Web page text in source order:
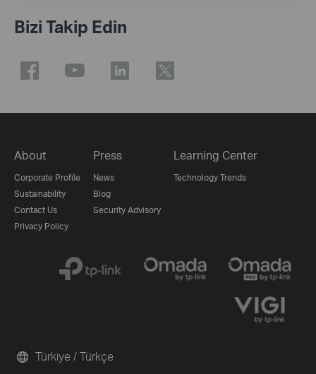
Bizi Takip Edin
About
Corporate Profile
Sustainability
Contact Us
Privacy Policy
Press
News
Blog
Security Advisory
Learning Center
Technology Trends
Türkiye / Türkçe